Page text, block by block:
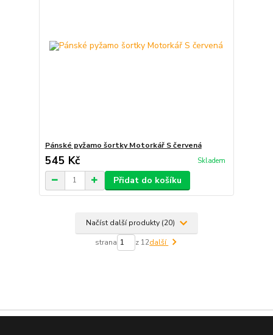
Pánské pyžamo šortky Motorkář S červená
545 Kč Skladem
Přidat do košíku
Načíst další produkty (20)
strana z 12další